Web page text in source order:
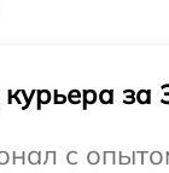
за
с